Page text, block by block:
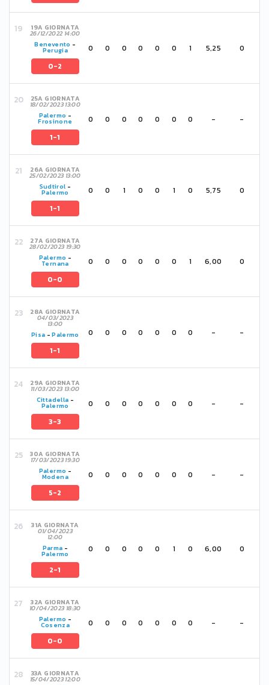
19A GIORNATA
26/12/2022 14:00
Benevento -
Perugia
0-2
0 0 0 0 0 0 1 5,25 0
25A GIORNATA
18/02/2023 13:00
Palermo -
Frosinone
1-1
0 0 0 0 0 0 0 - -
26A GIORNATA
25/02/2023 13:00
Sudtirol -
Palermo
1-1
0 0 1 0 0 1 0 5,75 0
27A GIORNATA
28/02/2023 19:30
Palermo -
Ternana
0-0
0 0 0 0 0 0 1 6,00 0
28A GIORNATA
04/03/2023
13:00
Pisa -Palermo
1-1
0 0 0 0 0 0 0 - -
29A GIORNATA
11/03/2023 13:00
Cittadella -
Palermo
3-3
0 0 0 0 0 0 0 - -
30A GIORNATA
17/03/2023 19:30
Palermo -
Modena
5-2
0 0 0 0 0 0 0 - -
31A GIORNATA
01/04/2023
12:00
Parma -
Palermo
2-1
0 0 0 0 0 1 0 6,00 0
32A GIORNATA
10/04/2023 18:30
Palermo -
Cosenza
0-0
0 0 0 0 0 0 0 - -
33A GIORNATA
15/04/2023 12:00